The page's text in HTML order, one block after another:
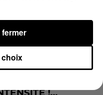
choix